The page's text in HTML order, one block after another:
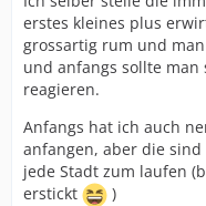
erstes kleines plus
grossartig rum und
und anfangs sollte man
reagieren.
Anfangs hat ich auch
anfangen, aber die
jede Stadt zum laufen
erstickt
)